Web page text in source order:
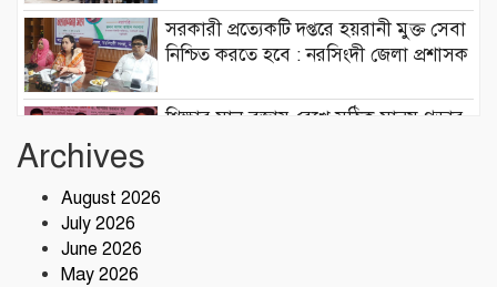
সরকারী প্রত্যেকটি দপ্তরে হয়রানী মুক্ত সেবা
নিশ্চিত করতে হবে : নরসিংদী জেলা প্রশাসক
শিক্ষার মান বজায় রেখে সঠিক মানুষ গড়ার
Archives
August 2026
July 2026
June 2026
May 2026